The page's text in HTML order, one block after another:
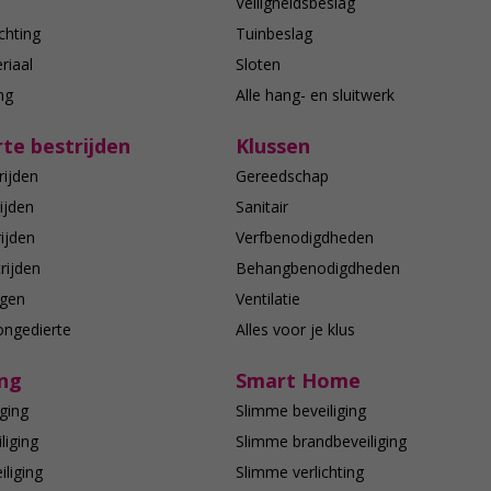
Tuinbeslag
Sloten
Alle hang- en sluitwerk
bestrijden Klussen
Gereedschap
Sanitair
Verfbenodigdheden
Behangbenodigdheden
Ventilatie
Alles voor je klus
Smart Home
Slimme beveiliging
Slimme brandbeveiliging
Slimme verlichting